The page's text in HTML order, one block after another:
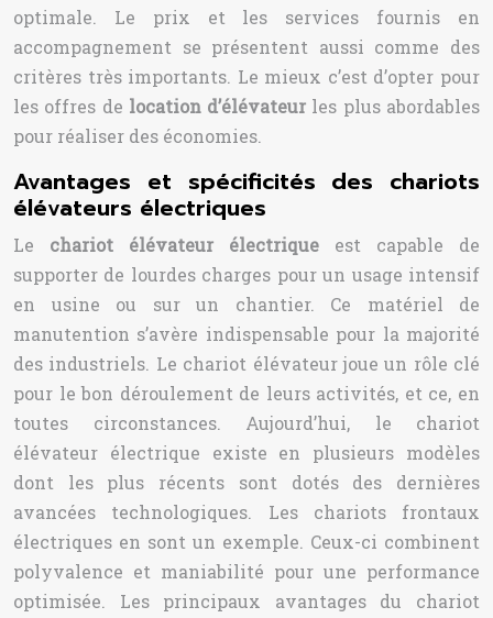
optimale. Le prix et les services fournis en
accompagnement se présentent aussi comme des
critères très importants. Le mieux c’est d’opter pour
les offres de location d’élévateur les plus abordables
pour réaliser des économies.
Avantages et spécificités des chariots
élévateurs électriques
Le chariot élévateur électrique est capable de
supporter de lourdes charges pour un usage intensif
en usine ou sur un chantier. Ce matériel de
manutention s’avère indispensable pour la majorité
des industriels. Le chariot élévateur joue un rôle clé
pour le bon déroulement de leurs activités, et ce, en
toutes circonstances. Aujourd’hui, le chariot
élévateur électrique existe en plusieurs modèles
dont les plus récents sont dotés des dernières
avancées technologiques. Les chariots frontaux
électriques en sont un exemple. Ceux-ci combinent
polyvalence et maniabilité pour une performance
optimisée. Les principaux avantages du chariot